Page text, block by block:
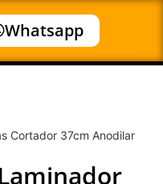
Whatsapp
Cortador 37cm Anodilar